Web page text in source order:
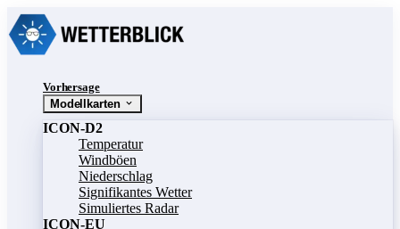
Vorhersage
Modellkarten
ICON-D2
Temperatur
Windböen
Niederschlag
Signifikantes Wetter
Simuliertes Radar
ICON-EU